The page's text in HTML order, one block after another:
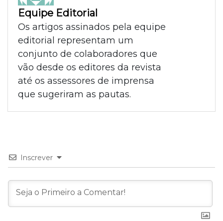
Equipe Editorial
Os artigos assinados pela equipe
editorial representam um
conjunto de colaboradores que
vão desde os editores da revista
até os assessores de imprensa
que sugeriram as pautas.
Inscrever